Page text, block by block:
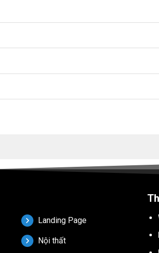
Landing Page
Nội thất